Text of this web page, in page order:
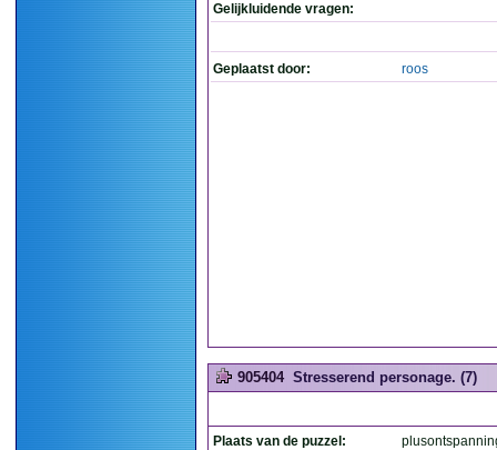
Gelijkluidende vragen:
Geplaatst door: roos
905404 Stresserend personage. (7)
Plaats van de puzzel: